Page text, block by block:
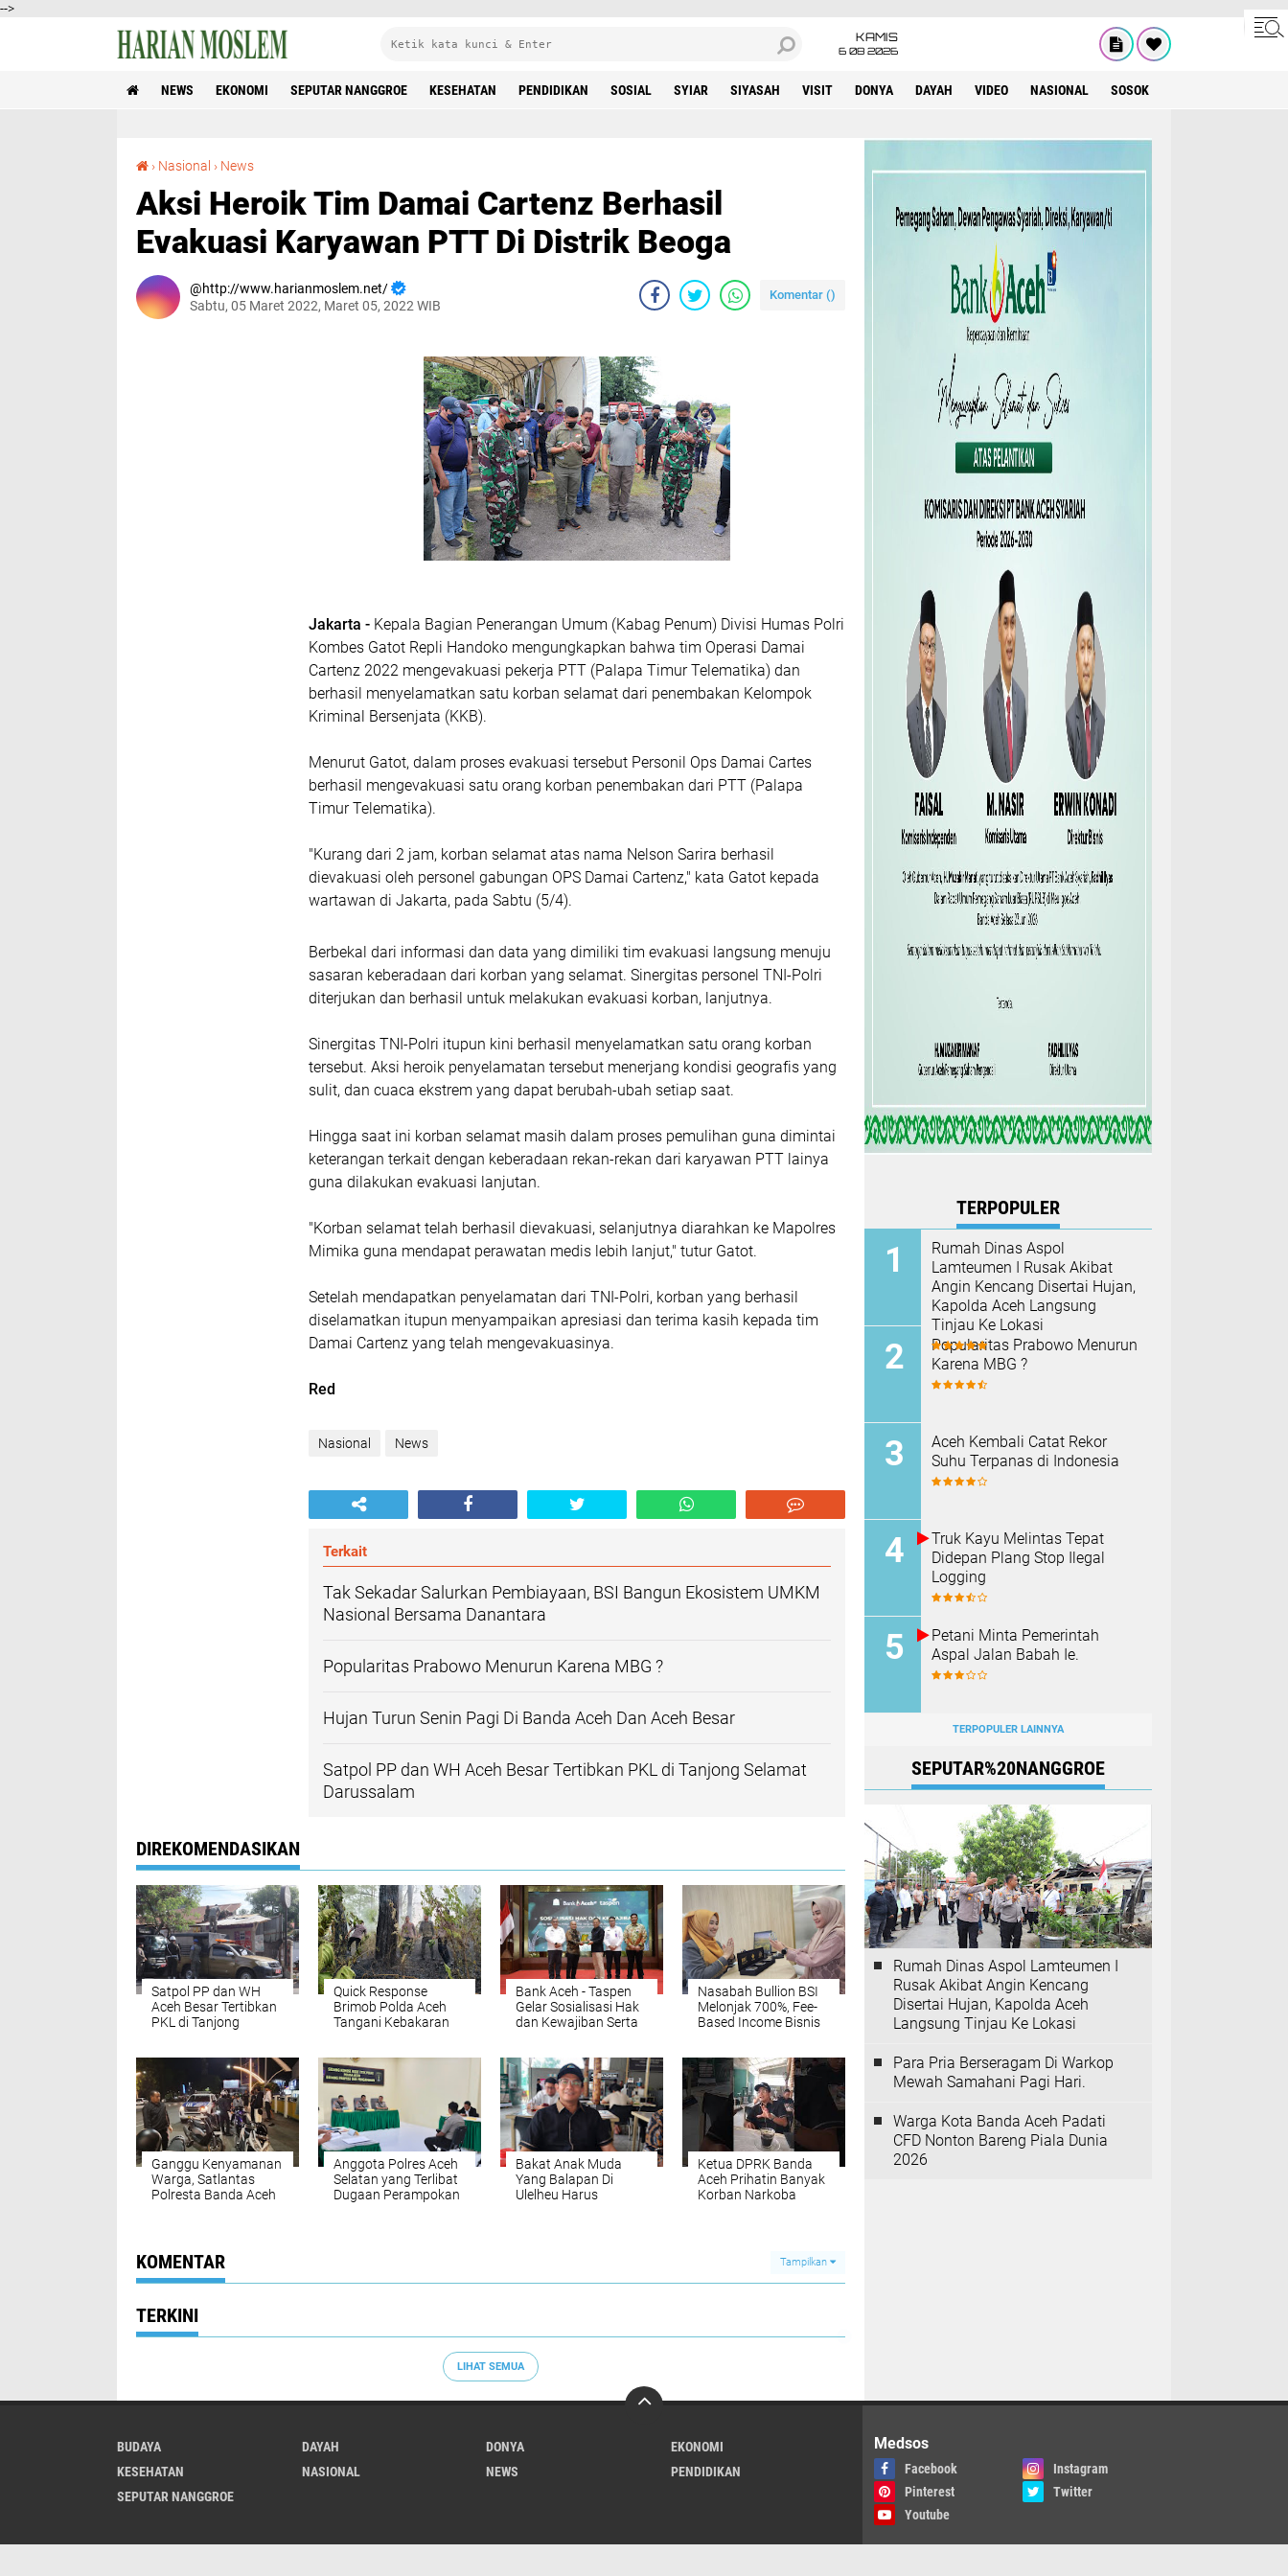
-->
KAMIS
6 08 2026
NEWS EKONOMI SEPUTAR NANGGROE KESEHATAN PENDIDIKAN SOSIAL SYIAR SIYASAH VISIT DONYA DAYAH VIDEO NASIONAL SOSOK
› Nasional › News
Aksi Heroik Tim Damai Cartenz Berhasil
Evakuasi Karyawan PTT Di Distrik Beoga
http://www.harianmoslem.net/
Sabtu, 05 Maret 2022, Maret 05, 2022 WIB
Komentar ()
Jakarta - Kepala Bagian Penerangan Umum (Kabag Penum) Divisi Humas Polri
Kombes Gatot Repli Handoko mengungkapkan bahwa tim Operasi Damai
Cartenz 2022 mengevakuasi pekerja PTT (Palapa Timur Telematika) dan
berhasil menyelamatkan satu korban selamat dari penembakan Kelompok
Kriminal Bersenjata (KKB).
Menurut Gatot, dalam proses evakuasi tersebut Personil Ops Damai Cartes
berhasil mengevakuasi satu orang korban penembakan dari PTT (Palapa
Timur Telematika).
"Kurang dari 2 jam, korban selamat atas nama Nelson Sarira berhasil
dievakuasi oleh personel gabungan OPS Damai Cartenz," kata Gatot kepada
wartawan di Jakarta, pada Sabtu (5/4).
Berbekal dari informasi dan data yang dimiliki tim evakuasi langsung menuju
sasaran keberadaan dari korban yang selamat. Sinergitas personel TNI-Polri
diterjukan dan berhasil untuk melakukan evakuasi korban, lanjutnya.
Sinergitas TNI-Polri itupun kini berhasil menyelamatkan satu orang korban
tersebut. Aksi heroik penyelamatan tersebut menerjang kondisi geografis yang
sulit, dan cuaca ekstrem yang dapat berubah-ubah setiap saat.
Hingga saat ini korban selamat masih dalam proses pemulihan guna dimintai
keterangan terkait dengan keberadaan rekan-rekan dari karyawan PTT lainya
guna dilakukan evakuasi lanjutan.
"Korban selamat telah berhasil dievakuasi, selanjutnya diarahkan ke Mapolres
Mimika guna mendapat perawatan medis lebih lanjut," tutur Gatot.
Setelah mendapatkan penyelamatan dari TNI-Polri, korban yang berhasil
diselamatkan itupun menyampaikan apresiasi dan terima kasih kepada tim
Damai Cartenz yang telah mengevakuasinya.
Red
Nasional News
Terkait
Tak Sekadar Salurkan Pembiayaan, BSI Bangun Ekosistem UMKM
Nasional Bersama Danantara
Popularitas Prabowo Menurun Karena MBG ?
Hujan Turun Senin Pagi Di Banda Aceh Dan Aceh Besar
Satpol PP dan WH Aceh Besar Tertibkan PKL di Tanjong Selamat
Darussalam
DIREKOMENDASIKAN
Satpol PP dan WH
Aceh Besar Tertibkan
PKL di Tanjong
Quick Response
Brimob Polda Aceh
Tangani Kebakaran
Bank Aceh - Taspen
Gelar Sosialisasi Hak
dan Kewajiban Serta
Pensiun
Nasabah Bullion BSI
Melonjak 700%, Fee-
Based Income Bisnis
Ganggu Kenyamanan
Warga, Satlantas
Polresta Banda Aceh
Anggota Polres Aceh
Selatan yang Terlibat
Dugaan Perampokan
Bakat Anak Muda
Yang Balapan Di
Ulelheu Harus
Ketua DPRK Banda
Aceh Prihatin Banyak
Korban Narkoba
KOMENTAR Tampilkan
TERKINI
LIHAT SEMUA
TERPOPULER
Rumah Dinas Aspol
Lamteumen I Rusak Akibat
Angin Kencang Disertai Hujan,
Kapolda Aceh Langsung
Tinjau Ke Lokasi
Popularitas Prabowo Menurun
Karena MBG ?
Aceh Kembali Catat Rekor
Suhu Terpanas di Indonesia
Truk Kayu Melintas Tepat
Didepan Plang Stop Ilegal
Logging
Petani Minta Pemerintah
Aspal Jalan Babah Ie.
TERPOPULER LAINNYA
SEPUTAR%20NANGGROE
Rumah Dinas Aspol Lamteumen I
Rusak Akibat Angin Kencang
Disertai Hujan, Kapolda Aceh
Langsung Tinjau Ke Lokasi
Para Pria Berseragam Di Warkop
Mewah Samahani Pagi Hari.
Warga Kota Banda Aceh Padati
CFD Nonton Bareng Piala Dunia
2026
BUDAYA DAYAH DONYA
EKONOMI
KESEHATAN
NASIONAL NEWS
PENDIDIKAN
SEPUTAR NANGGROE
Medsos
Facebook
Instagram
Pinterest
Twitter
Youtube